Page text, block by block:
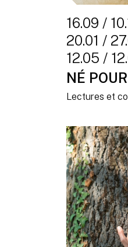
16.09 /
20.01 /
12.05 /
NÉ
Lectures et